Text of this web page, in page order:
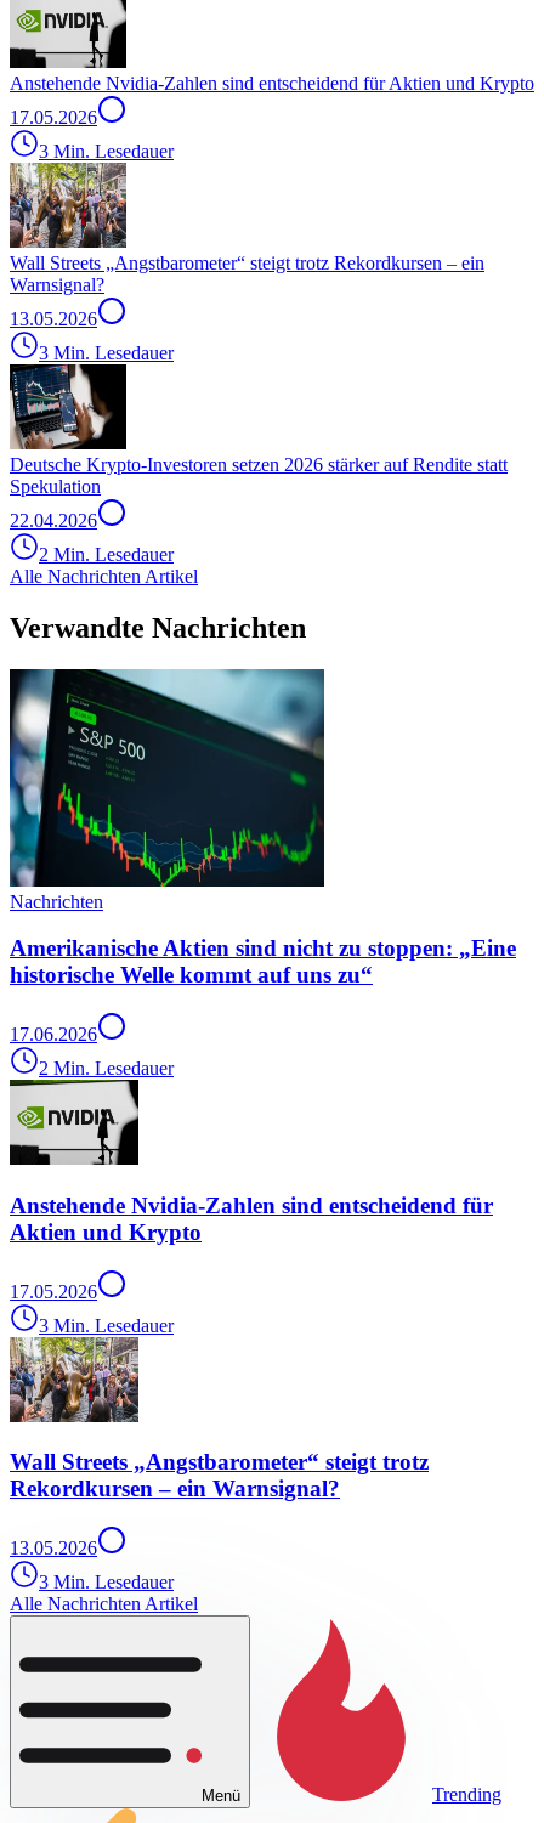
Anstehende Nvidia-Zahlen sind entscheidend für Aktien und Krypto
17.05.2026
3 Min. Lesedauer
Wall Streets „Angstbarometer“ steigt trotz Rekordkursen – ein
Warnsignal?
13.05.2026
3 Min. Lesedauer
Deutsche Krypto-Investoren setzen 2026 stärker auf Rendite statt
Spekulation
22.04.2026
2 Min. Lesedauer
Alle Nachrichten Artikel
Verwandte Nachrichten
Nachrichten
Amerikanische Aktien sind nicht zu stoppen: „Eine
historische Welle kommt auf uns zu“
17.06.2026
2 Min. Lesedauer
Anstehende Nvidia-Zahlen sind entscheidend für
Aktien und Krypto
17.05.2026
3 Min. Lesedauer
Wall Streets „Angstbarometer“ steigt trotz
Rekordkursen – ein Warnsignal?
13.05.2026
3 Min. Lesedauer
Alle Nachrichten Artikel
Menü Trending